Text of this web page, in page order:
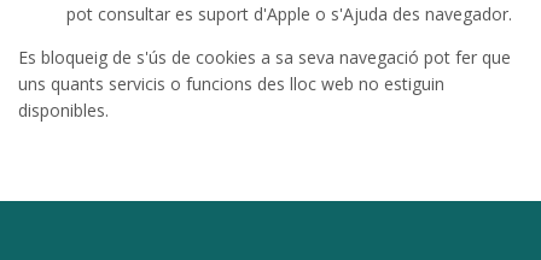
pot consultar es suport d'Apple o s'Ajuda des navegador.
Es bloqueig de s'ús de cookies a sa seva navegació pot fer que
uns quants servicis o funcions des lloc web no estiguin
disponibles.